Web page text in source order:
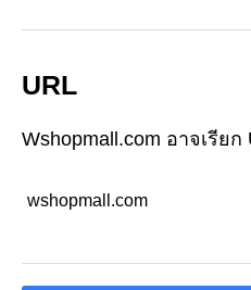
URL
Wshopmall.com อาจเรียก
wshopmall.com